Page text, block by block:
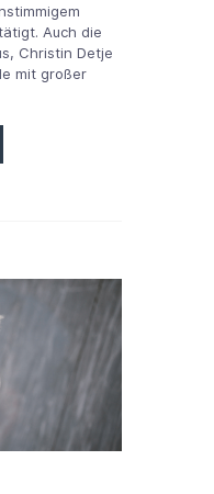
Auch die
Christin Detje
mit großer